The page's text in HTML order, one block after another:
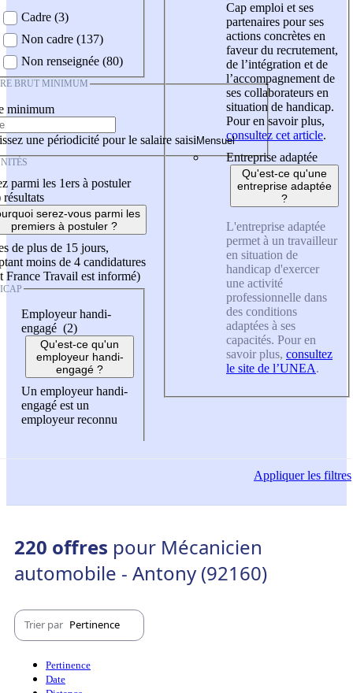
Cadre (3)
Non cadre (137)
Non renseignée (80)
BRUT MINIMUM
minimum
une périodicité pour le salaire saisi
parmi les 1ers à postuler
résultats
serez-vous parmi les
premiers à postuler ?
de plus de 15 jours,
moins de 4 candidatures
France Travail est informé)
Employeur handi-
engagé (2)
Qu'est-ce qu'un
employeur handi-
engagé ?
Un employeur handi-
engagé est un
employeur reconnu
Cap emploi et ses
partenaires pour ses
actions concrètes en
faveur du recrutement,
de l’intégration et de
l’accompagnement de
ses collaborateurs en
situation de handicap.
Pour en savoir plus,
consultez cet article.
Entreprise adaptée
Qu'est-ce qu'une
entreprise adaptée
?
L'entreprise adaptée
permet à un travailleur
en situation de
handicap d'exercer
une activité
professionnelle dans
des conditions
adaptées à ses
capacités. Pour en
savoir plus, consultez
le site de l’UNEA.
Appliquerles filtres
220 offres pour Mécanicien
automobile - Antony (92160)
Trier par Pertinence
Pertinence
Date